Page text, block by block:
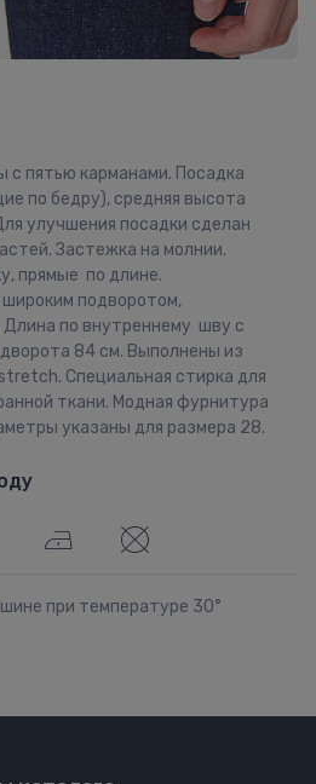
пятью карманами. Посадка
по бедру), средняя высота
улучшения посадки сделан
Застежка на молнии.
прямые по длине.
подворотом,
по внутреннему шву с
84 см. Выполнены из
Специальная стирка для
ткани. Модная фурнитура
указаны для размера 28.
при температуре 30°